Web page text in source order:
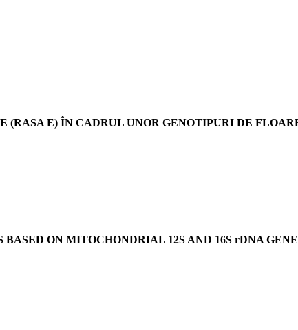
E) ÎN CADRUL UNOR GENOTIPURI DE
ON MITOCHONDRIAL 12S AND 16S rDNA